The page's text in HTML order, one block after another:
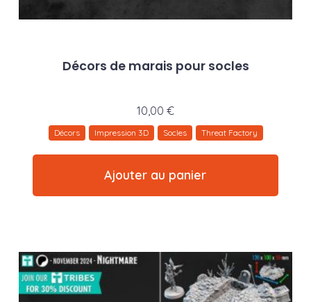
Décors de marais pour socles
10,00 €
Décors Impression 3D Socles Threat Factory
Ajouter au panier